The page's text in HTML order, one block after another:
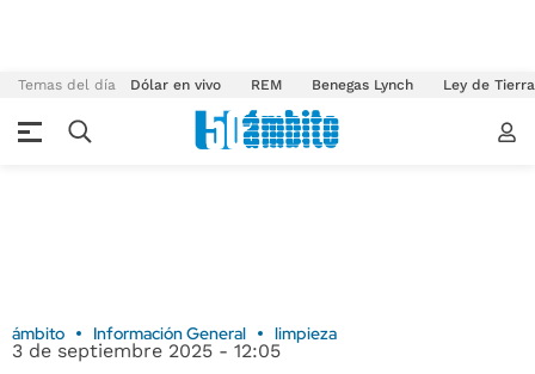
Temas del día Dólar en vivo REM Benegas Lynch Ley de
ámbito Información General limpieza
3 de septiembre 2025 - 12:05